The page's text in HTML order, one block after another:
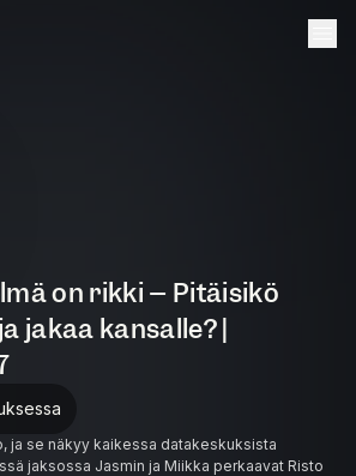
on rikki – Pitäisikö
jakaa kansalle? |
ja se näkyy kaikessa datakeskuksista
jaksossa Jasmin ja Miikka perkaavat Risto